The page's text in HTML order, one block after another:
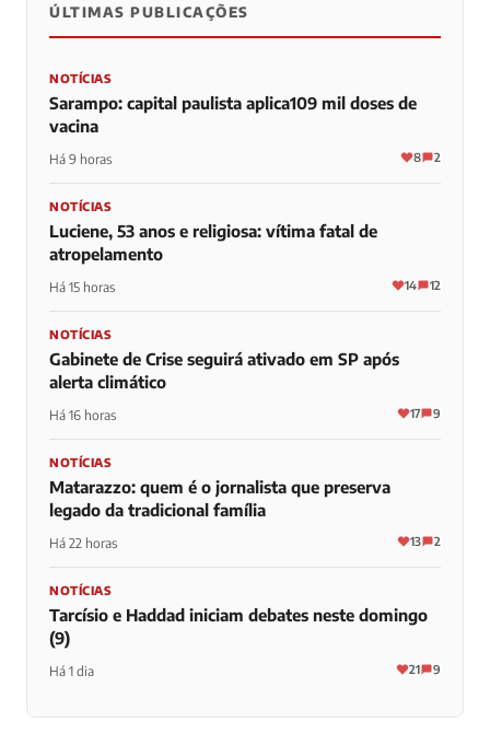
ÚLTIMAS PUBLICAÇÕES
NOTÍCIAS
Sarampo: capital paulista aplica109 mil doses de
vacina
Há 9 horas 8 2
NOTÍCIAS
Luciene, 53 anos e religiosa: vítima fatal de
atropelamento
Há 15 horas 14 12
NOTÍCIAS
Gabinete de Crise seguirá ativado em SP após
alerta climático
Há 16 horas 17 9
NOTÍCIAS
Matarazzo: quem é o jornalista que preserva
legado da tradicional família
Há 22 horas 13 2
NOTÍCIAS
Tarcísio e Haddad iniciam debates neste domingo
(9)
Há 1 dia 21 9